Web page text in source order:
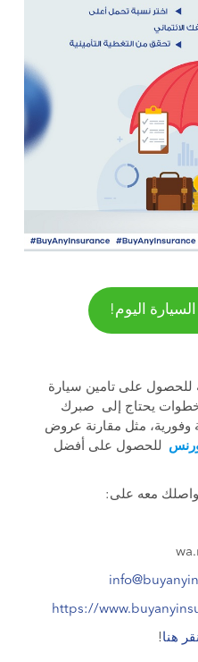
اليوم!
قدمنا لك 11 طريقة للحصول على تامين سيارة
يحتاج إلى صبرك
وفورية، مثل مقارنة عروض
للحصول على أفضل
معه على:
https://
هنا !